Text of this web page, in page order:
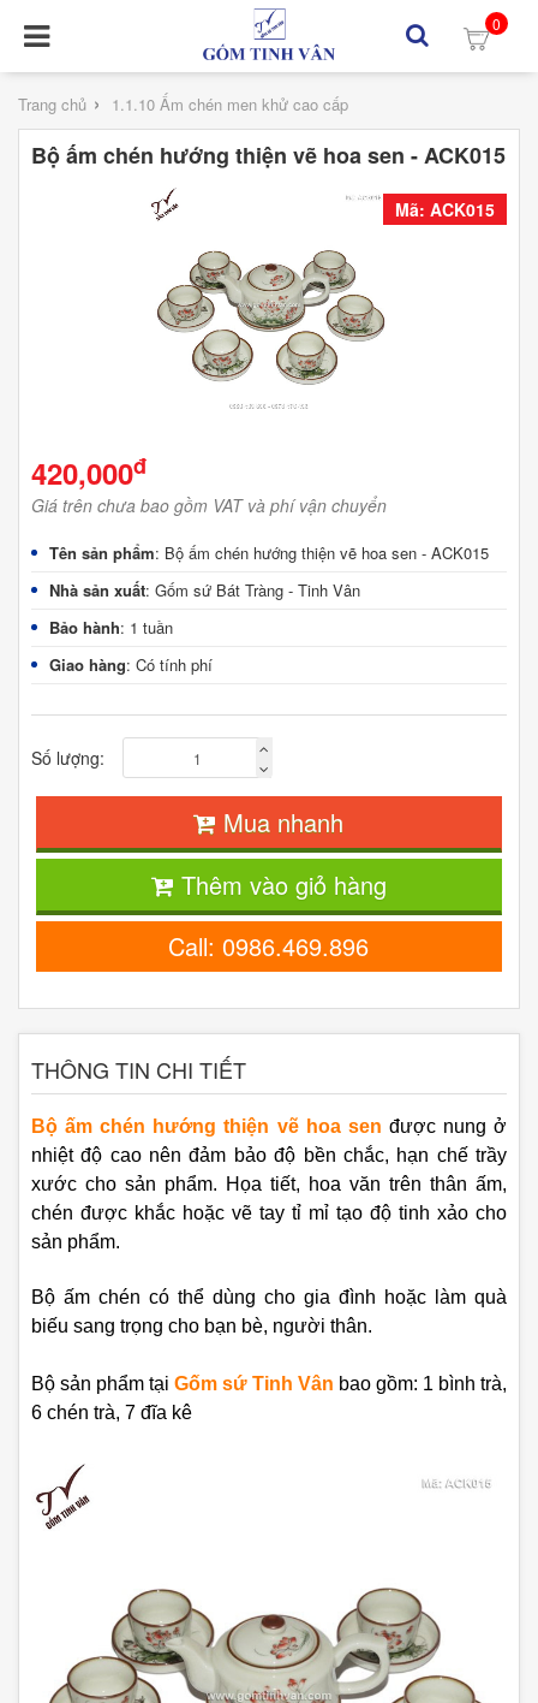
0
Trang chủ › 1.1.10 Ấm chén men khử cao cấp
Bộ ấm chén hướng thiện vẽ hoa sen - ACK015
Mã: ACK015
420,000đ
Giá trên chưa bao gồm VAT và phí vận chuyển
Tên sản phẩm: Bộ ấm chén hướng thiện vẽ hoa sen - ACK015
Nhà sản xuất: Gốm sứ Bát Tràng - Tinh Vân
Bảo hành: 1 tuần
Giao hàng: Có tính phí
Số lượng:
Mua nhanh
Thêm vào giỏ hàng
Call: 0986.469.896
THÔNG TIN CHI TIẾT
Bộ ấm chén hướng thiện vẽ hoa sen được nung ở
nhiệt độ cao nên đảm bảo độ bền chắc, hạn chế trầy
xước cho sản phẩm. Họa tiết, hoa văn trên thân ấm,
chén được khắc hoặc vẽ tay tỉ mỉ tạo độ tinh xảo cho
sản phẩm.
Bộ ấm chén có thể dùng cho gia đình hoặc làm quà
biếu sang trọng cho bạn bè, người thân.
Bộ sản phẩm tại Gốm sứ Tinh Vân bao gồm: 1 bình trà,
6 chén trà, 7 đĩa kê